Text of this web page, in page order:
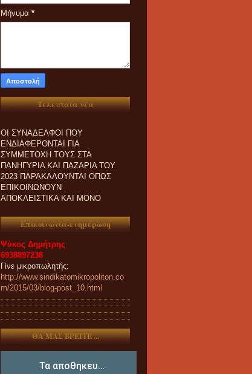
Μήνυμα *
Τελευταία νέα
ΕΝΔΙΑΦΕΡΟΝΤΑΙ ΓΙΑ
ΣΥΜΜΕΤΟΧΗ ΤΟΥΣ ΣΤΑ
ΠΑΝΗΓΥΡΙΑ ΚΑΙ ΠΑZΑΡΙΑ ΤΟΥ
2023 ΠΑΡΑΚΑΛΟΥΝΤΑΙ ΟΠΩΣ
ΕΠΙΚΟΙΝΩΝΟΥΝ
ΑΠΟΚΛΕΙΣΤΙΚΑ ΚΑΙ ΜΟΝΟ
ΤΗΛΕΦΩΝΙΚΑ ΜΕ ΤΗ
Επικοινωνία-ενημέρωση
Ψύκος Δημήτρης
6938897238
Γίνε μικροπωλητής:
http://www.sindikatomikropoliton.co
m/2015/03/blog-post_10.html
ΘΑ ΜΑΣ ΒΡΕΙΤΕ ...